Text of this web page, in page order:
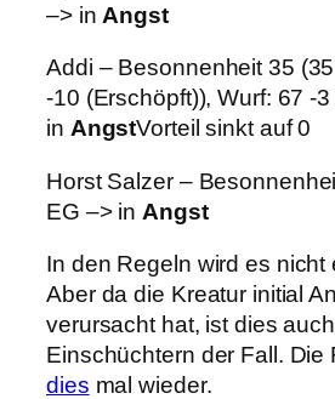
–> in Angst
Addi – Besonnenheit 35
-10 (Erschöpft)), Wurf: 67 -
in AngstVorteil sinkt auf 0
Horst Salzer –
EG –> in Angst
In den Regeln wird es nicht
Aber da die Kreatur initial
verursacht hat, ist dies
Einschüchtern der Fall. Die
dies mal wieder.